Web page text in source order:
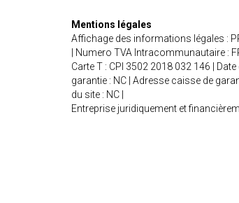
Mentions légales
Affichage des informations légales :
| Numero TVA Intracommunautaire :
Carte T : CPI 3502 2018 032 146 |
garantie : NC | Adresse caisse de
du site : NC |
Entreprise juridiquement et